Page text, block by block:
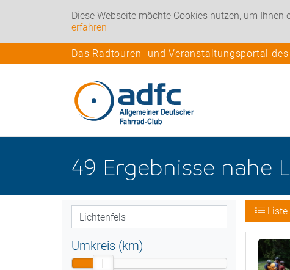
Diese Webseite möchte Cookies nutzen, um
erfahren
Das Radtouren- und Veranstaltungsportal des
49 Ergebnisse nahe
Umkreis (km)
Liste